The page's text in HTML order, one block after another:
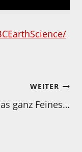
WEITER
ganz Feines…